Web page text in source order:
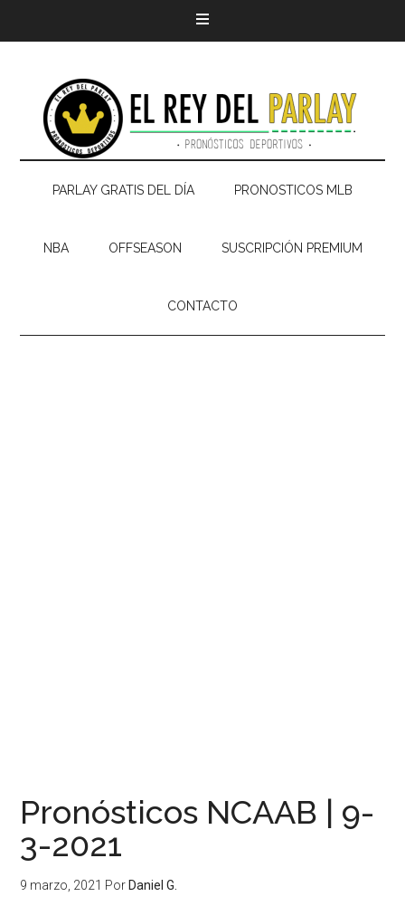
PARLAY GRATIS DEL DÍA PRONOSTICOS MLB
NBA OFFSEASON SUSCRIPCIÓN PREMIUM
CONTACTO
Pronósticos NCAAB | 9-
3-2021
9 marzo, 2021 Por Daniel G.